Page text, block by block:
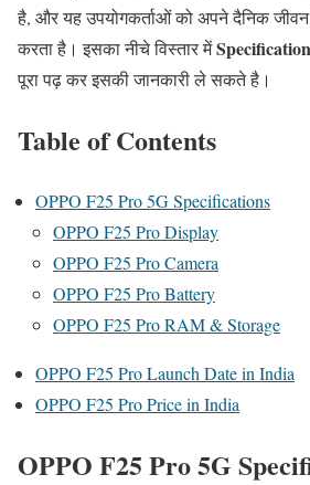
है, और यह उपयोगकर्ताओं को अपने दैनिक
करता है। इसका नीचे विस्तार में
पूरा पढ़ कर इसकी जानकारी ले सकते है।
Table of Contents
OPPO F25 Pro 5G Specifications
OPPO F25 Pro Display
OPPO F25 Pro Camera
OPPO F25 Pro Battery
OPPO F25 Pro RAM & Storage
OPPO F25 Pro Launch Date in India
OPPO F25 Pro Price in India
OPPO F25 Pro 5G